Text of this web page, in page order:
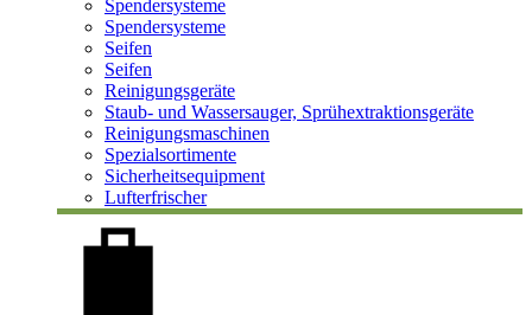
Spendersysteme
Spendersysteme
Seifen
Seifen
Reinigungsgeräte
Staub- und Wassersauger, Sprühextraktionsgeräte
Reinigungsmaschinen
Spezialsortimente
Sicherheitsequipment
Lufterfrischer